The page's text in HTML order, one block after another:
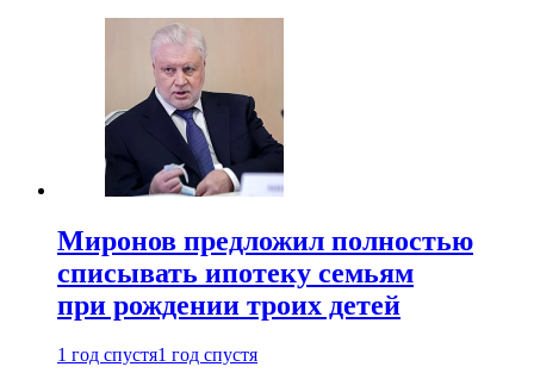
Миронов предложил полностью
списывать ипотеку семьям
при рождении троих детей
1 год спустя1 год спустя